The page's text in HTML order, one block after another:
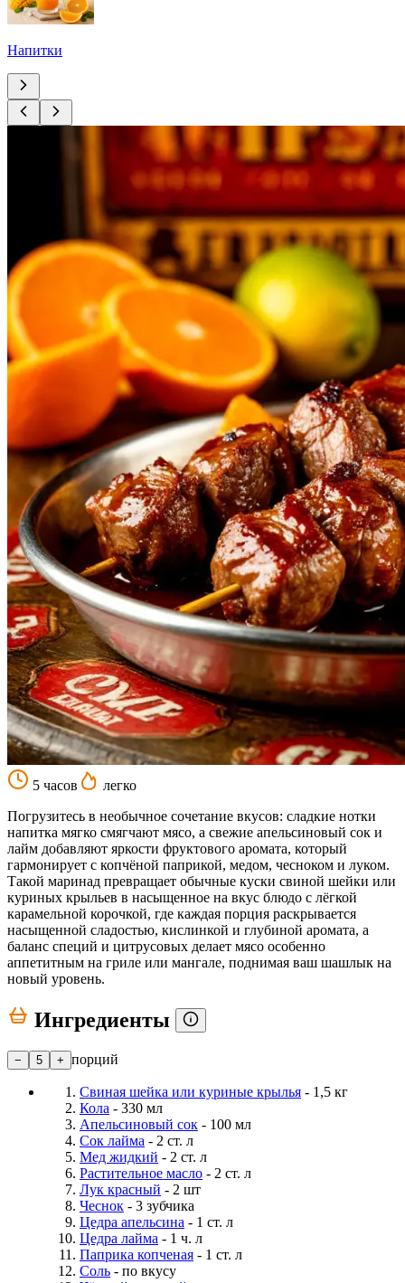
Напитки
5 часов
легко
Погрузитесь в необычное сочетание вкусов: сладкие нотки
напитка мягко смягчают мясо, а свежие апельсиновый сок и
лайм добавляют яркости фруктового аромата, который
гармонирует с копчёной паприкой, медом, чесноком и луком.
Такой маринад превращает обычные куски свиной шейки или
куриных крыльев в насыщенное на вкус блюдо с лёгкой
карамельной корочкой, где каждая порция раскрывается
насыщенной сладостью, кислинкой и глубиной аромата, а
баланс специй и цитрусовых делает мясо особенно
аппетитным на гриле или мангале, поднимая ваш шашлык на
новый уровень.
Ингредиенты
− 5 + порций
Свиная шейка или куриные крылья - 1,5 кг
Кола - 330 мл
Апельсиновый сок - 100 мл
Сок лайма - 2 ст. л
Мед жидкий - 2 ст. л
Растительное масло - 2 ст. л
Лук красный - 2 шт
Чеснок - 3 зубчика
Цедра апельсина - 1 ст. л
Цедра лайма - 1 ч. л
Паприка копченая - 1 ст. л
Соль - по вкусу